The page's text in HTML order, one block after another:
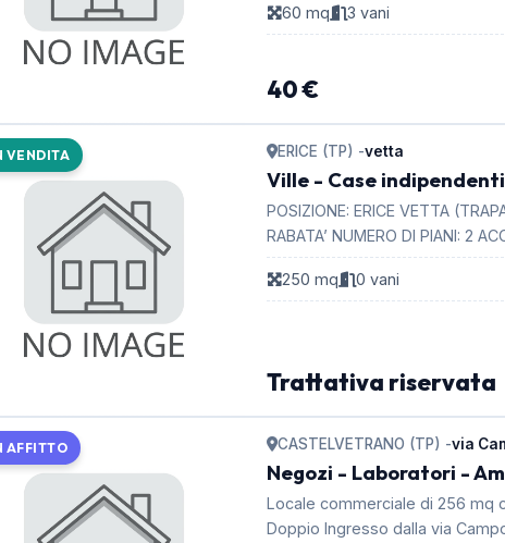
60 mq 3 vani
40 €
VENDITA ERICE (TP) -vetta
Ville - Case
POSIZIONE: ERICE VETTA
RABATA’ NUMERO DI PIANI: 2
DALLA VI...
250 mq
0 vani
Trattativa riservata
AFFITTO CASTELVETRANO (TP) -via
Negozi - Laboratori -
Locale commerciale di 256 mq
Doppio Ingresso dalla via